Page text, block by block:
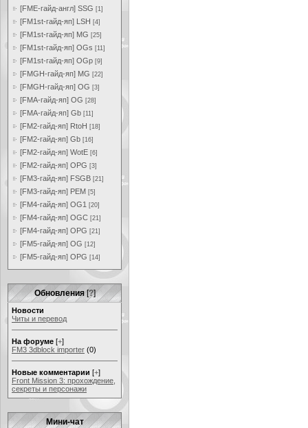
[FME-гайд-англ] SSG [1]
[FM1st-гайд-яп] LSH [4]
[FM1st-гайд-яп] MG [25]
[FM1st-гайд-яп] OGs [11]
[FM1st-гайд-яп] OGp [9]
[FMGH-гайд-яп] MG [22]
[FMGH-гайд-яп] OG [3]
[FMA-гайд-яп] OG [28]
[FMA-гайд-яп] Gb [11]
[FM2-гайд-яп] RtoH [18]
[FM2-гайд-яп] Gb [16]
[FM2-гайд-яп] WotE [6]
[FM2-гайд-яп] OPG [3]
[FM3-гайд-яп] FSGB [21]
[FM3-гайд-яп] PEM [5]
[FM4-гайд-яп] OG1 [20]
[FM4-гайд-яп] OGC [21]
[FM4-гайд-яп] OPG [21]
[FM5-гайд-яп] OG [12]
[FM5-гайд-яп] OPG [14]
Обновления [?]
Новости
Читы и перевод
На форуме [+]
FM3 3dblock importer (0)
Новые комментарии [+]
Front Mission 3: прохождение,
секреты и персонажи
Мини-чат